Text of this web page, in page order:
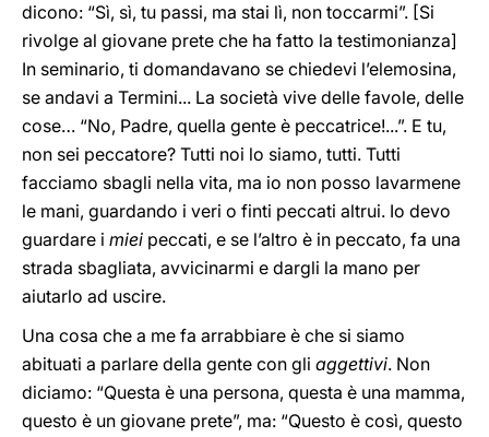
dicono: “Sì, sì, tu passi, ma stai lì, non toccarmi”. [Si
rivolge al giovane prete che ha fatto la testimonianza]
In seminario, ti domandavano se chiedevi l’elemosina,
se andavi a Termini... La società vive delle favole, delle
cose… “No, Padre, quella gente è peccatrice!...”. E tu,
non sei peccatore? Tutti noi lo siamo, tutti. Tutti
facciamo sbagli nella vita, ma io non posso lavarmene
le mani, guardando i veri o finti peccati altrui. Io devo
guardare i miei peccati, e se l’altro è in peccato, fa una
strada sbagliata, avvicinarmi e dargli la mano per
aiutarlo ad uscire.
Una cosa che a me fa arrabbiare è che si siamo
abituati a parlare della gente con gli aggettivi. Non
diciamo: “Questa è una persona, questa è una mamma,
questo è un giovane prete”, ma: “Questo è così, questo